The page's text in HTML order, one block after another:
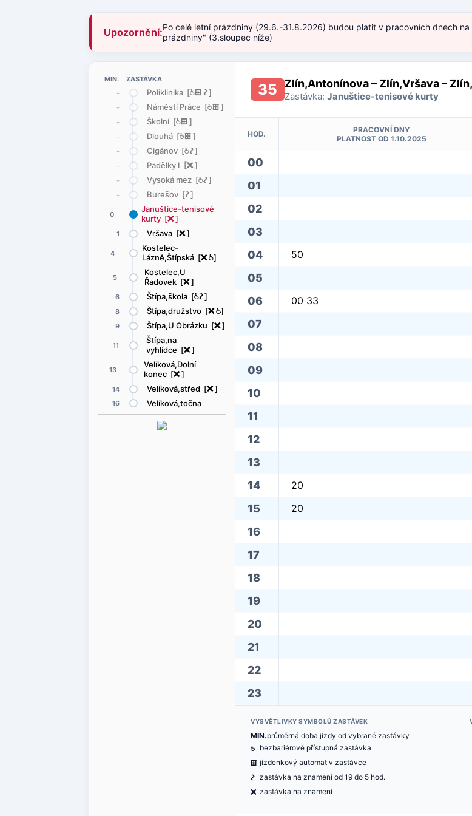
Upozornění:Po celé letní prázdniny (29.6.-31.8.2026) budou platit v pracovních dnech
prázdniny" (3.sloupec níže)
MIN. ZASTÁVKA
-
Poliklinika [@æó]
- Náměstí Práce [@æ]
- Školní [@æ]
- Dlouhá [@æ]
- Cigánov [@ó]
- Padělky I [ë]
- Vysoká mez [@ó]
- Burešov [ó]
0
Januštice-tenisové
kurty [ë]
1 Vršava [ë]
4
Kostelec-
Lázně,Štípská [ë@]
5
Kostelec,U
Řadovek [ë]
6 Štípa,škola [@ó]
8 Štípa,družstvo [ë@]
9 Štípa,U Obrázku [ë]
11
Štípa,na
vyhlídce [ë]
13
Velíková,Dolní
konec [ë]
14 Velíková,střed [ë]
16 Velíková,točna
35 Zlín,Antonínova – Zlín,Vršava –
Zastávka:Januštice-tenisové kurty
HOD.
PRACOVNÍ DNY
PLATNOST OD 1.10.2025
00
01
02
03
04
50
05
06 00 33
07
08
09
10
11
12
13
14
20
15 20
16
17
18
19
20
21
22
23
VYSVĚTLIVKY SYMBOLŮ ZASTÁVEK
MIN.průměrná doba jízdy od vybrané zastávky
@ bezbariérově přístupná zastávka
æ jízdenkový automat v zastávce
ó zastávka na znamení od 19 do 5 hod.
ë zastávka na znamení